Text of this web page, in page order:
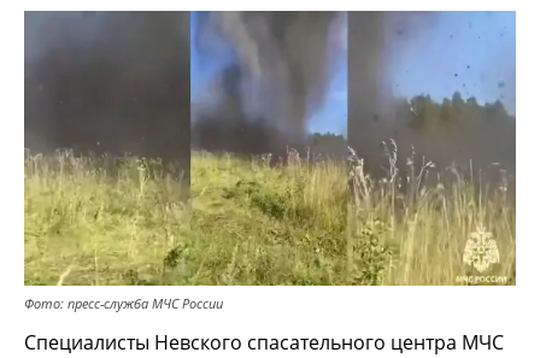
Фото: пресс-служба МЧС России
Специалисты Невского спасательного центра МЧС